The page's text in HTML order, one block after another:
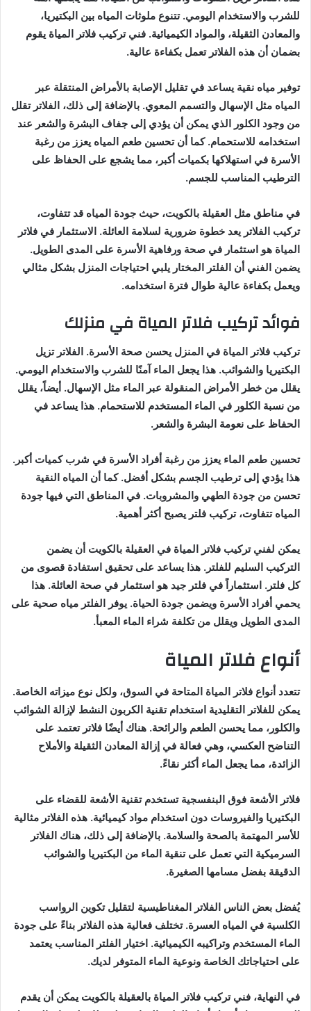
للشرب والاستخدام اليومي. تتنوع ملوثات المياه بين البكتيريا،
والمعادن الثقيلة، والمواد الكيميائية. فني تركيب فلاتر المياة يقوم
بضمان أن هذه الفلاتر تعمل بكفاءة عالية.
توفير مياه نقية يساعد في تقليل الإصابة بالأمراض المنتقلة عبر
المياه مثل الإسهال والتسمم المعوي. بالإضافة إلى ذلك، الفلاتر تقلل
من وجود الكلور الذي يمكن أن يؤدي إلى جفاف البشرة والشعر عند
استخدامه للاستحمام. كما أن تحسين طعم المياه يعزز من رغبة
الأسرة في استهلاكها بكميات أكبر، مما يشجع على الحفاظ على
الترطيب المناسب للجسم.
في مناطق مثل العقيلة بالكويت، حيث جودة المياه قد تتفاوت،
تركيب الفلاتر يعد خطوة ضرورية لسلامة العائلة. الاستثمار في فلاتر
المياة هو استثمار في صحة ورفاهية الأسرة على المدى الطويل.
يضمن الفني أن الفلتر المختار يلبي احتياجات المنزل بشكل مثالي
ويعمل بكفاءة عالية طوال فترة استخدامه.
فوائد تركيب فلاتر المياة في منزلك
تركيب فلاتر المياة في المنزل يحسن صحة الأسرة. الفلاتر تزيل
البكتيريا والشوائب. هذا يجعل الماء آمنًا للشرب والاستخدام اليومي.
يقلل من خطر الأمراض المنقولة عبر الماء مثل الإسهال. أيضاً، يقلل
من نسبة الكلور في الماء المستخدم للاستحمام. هذا يساعد في
الحفاظ على نعومة البشرة والشعر.
تحسين طعم الماء يعزز من رغبة أفراد الأسرة في شرب كميات أكبر.
هذا يؤدي إلى ترطيب الجسم بشكل أفضل. كما أن المياه النقية
تحسن من جودة الطهي والمشروبات. في المناطق التي فيها جودة
المياه تتفاوت، تركيب فلتر يصبح أكثر أهمية.
يمكن لفني تركيب فلاتر المياة في العقيلة بالكويت أن يضمن
التركيب السليم للفلتر. هذا يساعد على تحقيق استفادة قصوى من
كل فلتر. استثماراً في فلتر جيد هو استثمار في صحة العائلة. هذا
يحمي أفراد الأسرة ويضمن جودة الحياة. يوفر الفلتر مياه صحية على
المدى الطويل ويقلل من تكلفة شراء الماء المعبأ.
أنواع فلاتر المياة
تتعدد أنواع فلاتر المياة المتاحة في السوق، ولكل نوع ميزاته الخاصة.
يمكن للفلاتر التقليدية استخدام تقنية الكربون النشط لإزالة الشوائب
والكلور، مما يحسن الطعم والرائحة. هناك أيضًا فلاتر تعتمد على
التناضح العكسي، وهي فعالة في إزالة المعادن الثقيلة والأملاح
الزائدة، مما يجعل الماء أكثر نقاءً.
فلاتر الأشعة فوق البنفسجية تستخدم تقنية الأشعة للقضاء على
البكتيريا والفيروسات دون استخدام مواد كيميائية. هذه الفلاتر مثالية
للأسر المهتمة بالصحة والسلامة. بالإضافة إلى ذلك، هناك الفلاتر
السرميكية التي تعمل على تنقية الماء من البكتيريا والشوائب
الدقيقة بفضل مسامها الصغيرة.
يُفضل بعض الناس الفلاتر المغناطيسية لتقليل تكوين الرواسب
الكلسية في المياه العسرة. تختلف فعالية هذه الفلاتر بناءً على جودة
الماء المستخدم وتراكيبه الكيميائية. اختيار الفلتر المناسب يعتمد
على احتياجاتك الخاصة ونوعية الماء المتوفر لديك.
في النهاية، فني تركيب فلاتر المياة بالعقيلة بالكويت يمكن أن يقدم